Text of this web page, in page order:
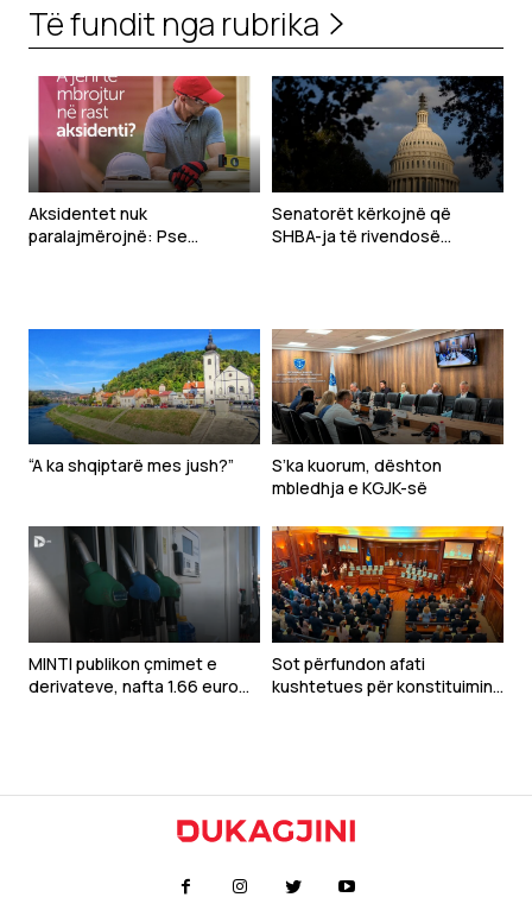
Të fundit nga rubrika
Aksidentet nuk
paralajmërojnë: Pse
Senatorët kërkojnë që
SHBA-ja të rivendosë
“A ka shqiptarë mes jush?”
S’ka kuorum, dështon
mbledhja e KGJK-së
MINTI publikon çmimet e
derivateve, nafta 1.66 euro
Sot përfundon afati
kushtetues për konstituimin